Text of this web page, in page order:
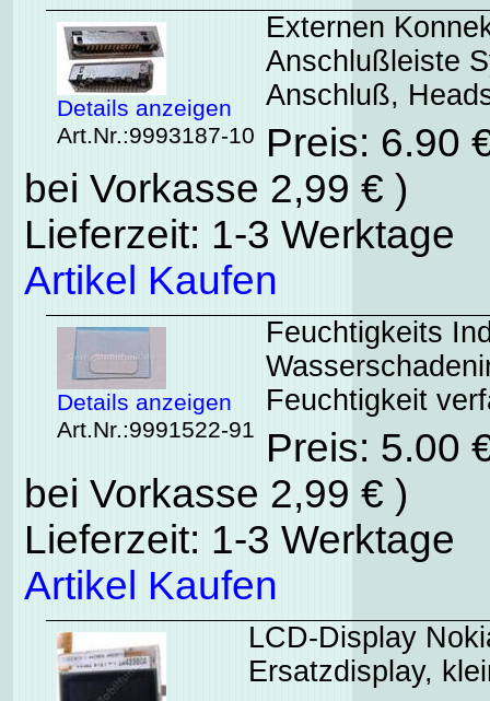
Details anzeigen
Art.Nr.:9993187-10
Externen
Anschlußleiste
Anschluß,
Preis: 6.90
bei Vorkasse 2,99 € )
Lieferzeit: 1-3 Werktage
Artikel Kaufen
Details anzeigen
Art.Nr.:9991522-91
Feuchtigkeits
Feuchtigkeit
Preis: 5.00
bei Vorkasse 2,99 € )
Lieferzeit: 1-3 Werktage
Artikel Kaufen
LCD-Display
Ersatzdisplay,